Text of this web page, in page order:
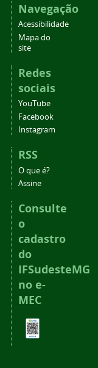
Navegação
Acessibilidade
Mapa do
site
Redes
sociais
YouTube
Facebook
Instagram
RSS
O que é?
Assine
Consulte
o
cadastro
do
IFSudesteMG
no e-
MEC